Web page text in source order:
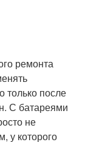
ремонта
только после
С батареями
не
у которого